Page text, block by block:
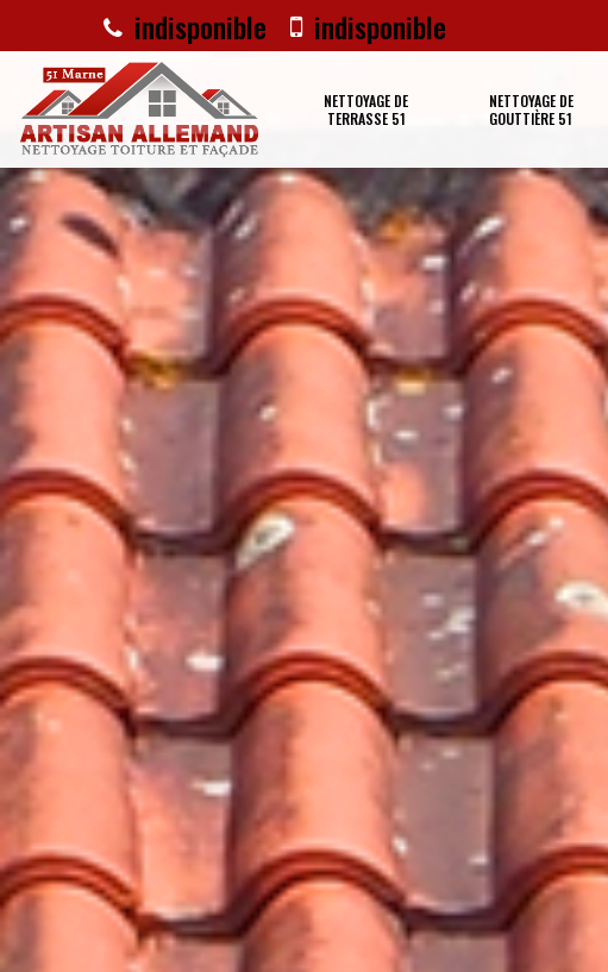
indisponible indisponible
NETTOYAGE DE
TERRASSE 51
NETTOYAGE DE
GOUTTIÈRE 51